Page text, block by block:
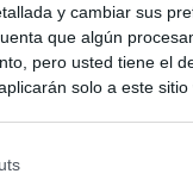
y cambiar sus
que algún
pero usted tiene el
solo a este